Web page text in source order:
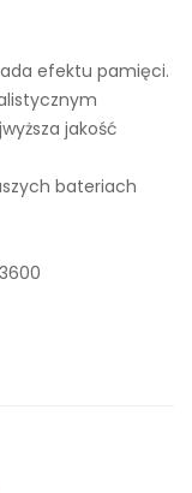
efektu pamięci.
jakość
bateriach